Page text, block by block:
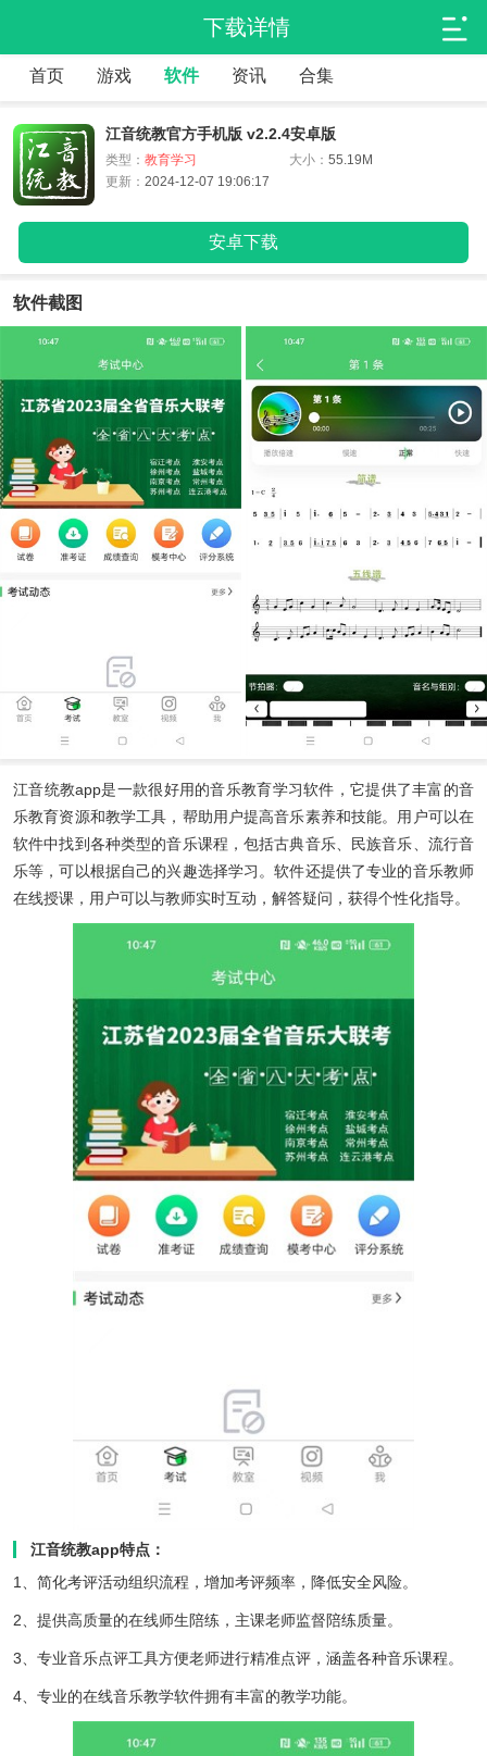
下载详情
首页 游戏 软件 资讯 合集
江音统教官方手机版 v2.2.4安卓版
类型： 教育学习 大小：55.19M
更新： 2024-12-07 19:06:17
安卓下载
软件截图
江音统教app是一款很好用的音乐教育学习软件，它提供了丰富的音
乐教育资源和教学工具，帮助用户提高音乐素养和技能。用户可以在
软件中找到各种类型的音乐课程，包括古典音乐、民族音乐、流行音
乐等，可以根据自己的兴趣选择学习。软件还提供了专业的音乐教师
在线授课，用户可以与教师实时互动，解答疑问，获得个性化指导。
江音统教app特点：
1、简化考评活动组织流程，增加考评频率，降低安全风险。
2、提供高质量的在线师生陪练，主课老师监督陪练质量。
3、专业音乐点评工具方便老师进行精准点评，涵盖各种音乐课程。
4、专业的在线音乐教学软件拥有丰富的教学功能。